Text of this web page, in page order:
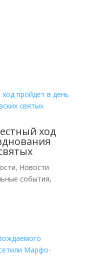
ход
, Новости
события,